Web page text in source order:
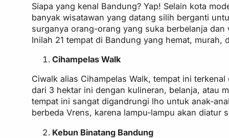
Siapa yang kenal Bandung? Yap! Selain kota
banyak wisatawan yang datang silih berganti
surganya orang-orang yang suka berbelanja
Inilah 21 tempat di Bandung yang hemat, murah,
Cihampelas Walk
Ciwalk alias Cihampelas Walk, tempat ini
dari 3 hektar ini dengan kulineran, belanja, atau
tempat ini sangat digandrungi lho untuk anak-
berbeda Vrens, karena lampu-lampu akan diatur
Kebun Binatang Bandung